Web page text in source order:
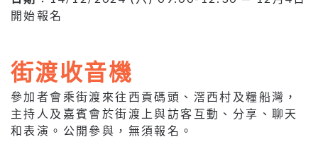
開始報名
街渡收音機
參加者會乘街渡來往西貢碼頭、滘西村及糧船灣，
主持人及嘉賓會於街渡上與訪客互動、分享、聊天
和表演。公開參與，無須報名。